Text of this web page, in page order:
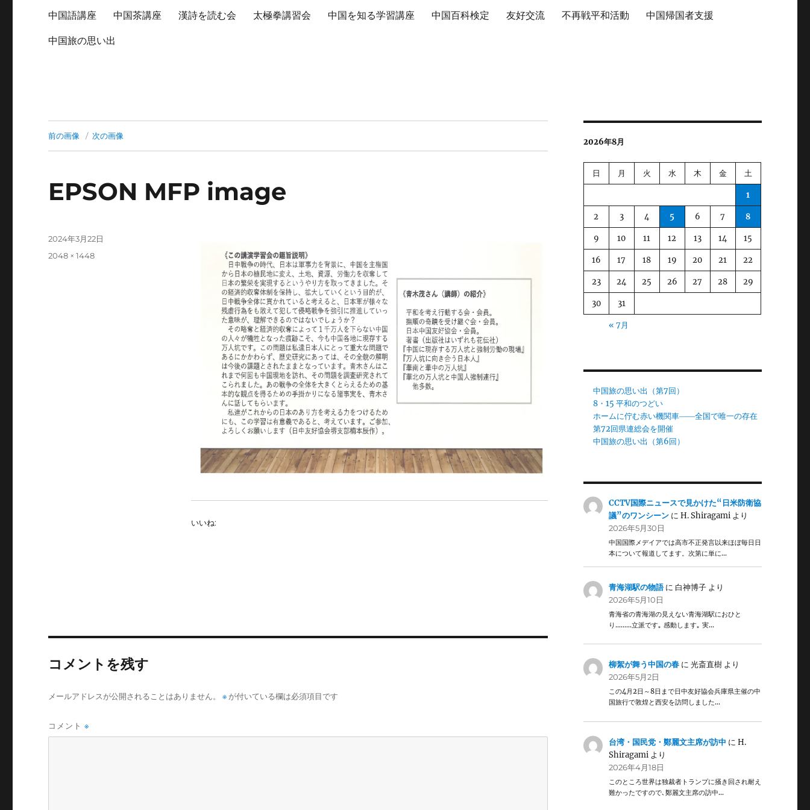
中国語講座 中国茶講座 漢詩を読む会 太極拳講習会 中国を知る学習講座 中国百科検定 友好交流 不再戦平和活動 中国帰国者支援
中国旅の思い出
前の画像 次の画像
EPSON MFP image
いいね:
投
2024年3月22日
フ
2048 × 1448
コメントを残す
メールアドレスが公開されることはありません。 ※が付いている欄は必須項目です
コメント※
2026年8月
日 月 火 水 木 金 土
1
2 3 4 5 6 7 8
9 10 11 12 13 14 15
16 17 18 19 20 21 22
23 24 25 26 27 28 29
30 31
« 7月
中国旅の思い出（第7回）
8・15 平和のつどい
ホームに佇む赤い機関車――全国で唯一の存在
第72回県連総会を開催
中国旅の思い出（第6回）
CCTV国際ニュースで見かけた“日米防衛協
議”のワンシーン にH. Shiragami より
2026年5月30日
中国国際メデイアでは高市不正発言以来ほぼ毎日日
本について報道してます。次第に単に…
青海湖駅の物語に 白神博子 より
2026年5月10日
青海省の青海湖の見えない青海湖駅におひと
り………立派です｡ 感動します｡ 実…
柳絮が舞う中国の春 に光斎直樹 より
2026年5月2日
この4月2日～8日まで日中友好協会兵庫県主催の中
国旅行で敦煌と西安を訪問しました…
台湾・国民党・鄭麗文主席が訪中 にH.
Shiragami より
2026年4月18日
このところ世界は独裁者トランプに掻き回され耐え
難かったですので､鄭麗文主席の訪中…